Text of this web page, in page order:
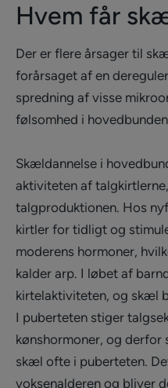
Hvem får
Der er flere årsager til
forårsaget af en
spredning af visse
følsomhed i
Skældannelse i
aktiviteten af
talgproduktionen. Hos
kirtler for tidligt og
moderens hormoner,
kalder arp. I løbet af
kirtelaktiviteten, og skæl
I puberteten stiger
kønshormoner, og
skæl ofte i puberteten.
voksenalderen og bliver